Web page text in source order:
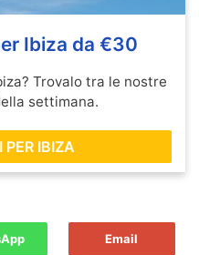
Ibiza da €30
Trovalo tra le nostre
settimana.
PER IBIZA
Email